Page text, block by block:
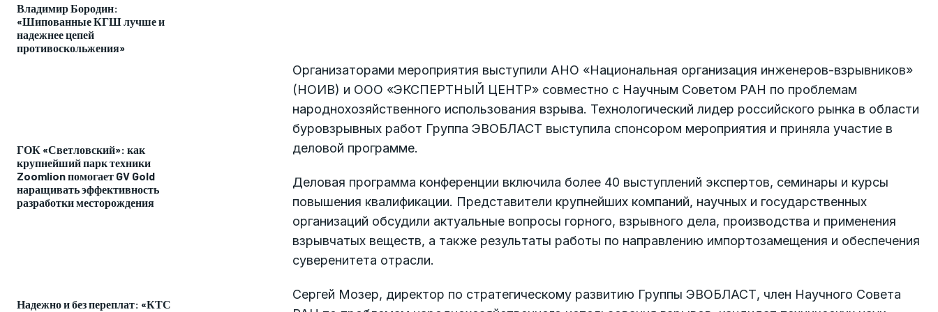
Владимир Бородин:
«Шипованные КГШ лучше и
надежнее цепей
противоскольжения»
ГОК «Светловский»: как
крупнейший парк техники
Zoomlion помогает GV Gold
наращивать эффективность
разработки месторождения
Надежно и без переплат: «КТС
Организаторами мероприятия выступили АНО «Национальная организация инженеров-взрывников»
(НОИВ) и ООО «ЭКСПЕРТНЫЙ ЦЕНТР» совместно с Научным Советом РАН по проблемам
народнохозяйственного использования взрыва. Технологический лидер российского рынка в области
буровзрывных работ Группа ЭВОБЛАСТ выступила спонсором мероприятия и приняла участие в
деловой программе.
Деловая программа конференции включила более 40 выступлений экспертов, семинары и курсы
повышения квалификации. Представители крупнейших компаний, научных и государственных
организаций обсудили актуальные вопросы горного, взрывного дела, производства и применения
взрывчатых веществ, а также результаты работы по направлению импортозамещения и обеспечения
суверенитета отрасли.
Сергей Мозер, директор по стратегическому развитию Группы ЭВОБЛАСТ, член Научного Совета